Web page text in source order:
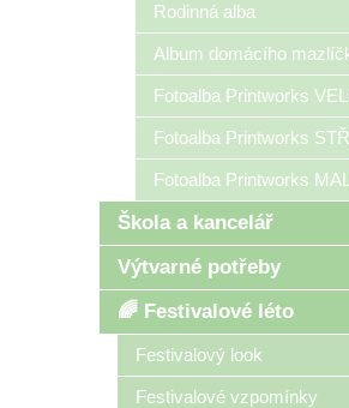
Rodinná alba
Album domácího
Fotoalba Printworks
Fotoalba Printworks
Fotoalba Printworks
Škola a kancelář
Výtvarné potřeby
🌈 Festivalové léto
Festivalový look
Festivalové vzpomínky